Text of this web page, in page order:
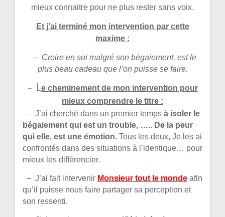
mieux connaitre pour ne plus rester sans voix.
Et j’ai terminé mon intervention par cette
maxime :
– Croire en soi malgré son bégaiement, est le
plus beau cadeau que l’on puisse se faire.
– Le cheminement de mon intervention pour
mieux comprendre le titre :
– J’ai cherché dans un premier temps à isoler le
bégaiement qui est un trouble, ….. De la peur
qui elle, est une émotion. Tous les deux, Je les ai
confrontés dans des situations à l’identique… pour
mieux les différencier.
– J’ai fait intervenir Monsieur tout le monde afin
qu’il puisse nous faire partager sa perception et
son ressenti.